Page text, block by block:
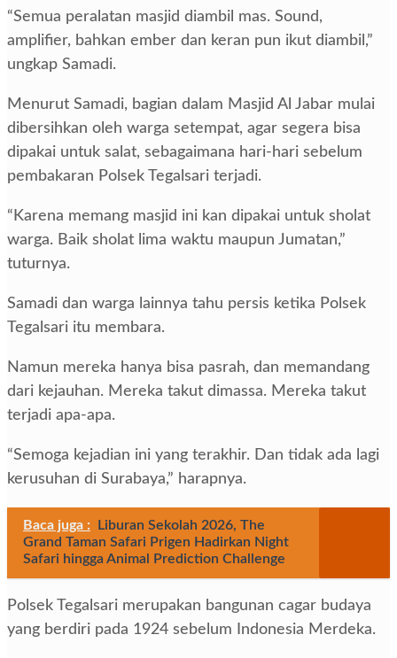
“Semua peralatan masjid diambil mas. Sound,
amplifier, bahkan ember dan keran pun ikut diambil,”
ungkap Samadi.
Menurut Samadi, bagian dalam Masjid Al Jabar mulai
dibersihkan oleh warga setempat, agar segera bisa
dipakai untuk salat, sebagaimana hari-hari sebelum
pembakaran Polsek Tegalsari terjadi.
“Karena memang masjid ini kan dipakai untuk sholat
warga. Baik sholat lima waktu maupun Jumatan,”
tuturnya.
Samadi dan warga lainnya tahu persis ketika Polsek
Tegalsari itu membara.
Namun mereka hanya bisa pasrah, dan memandang
dari kejauhan. Mereka takut dimassa. Mereka takut
terjadi apa-apa.
“Semoga kejadian ini yang terakhir. Dan tidak ada lagi
kerusuhan di Surabaya,” harapnya.
Baca juga :
Liburan Sekolah 2026, The
Grand Taman Safari Prigen Hadirkan Night
Safari hingga Animal Prediction Challenge
Polsek Tegalsari merupakan bangunan cagar budaya
yang berdiri pada 1924 sebelum Indonesia Merdeka.